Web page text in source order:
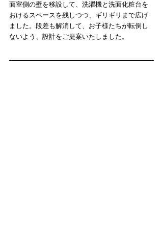
面室側の壁を移設して、洗濯機と洗面化粧台を
おけるスペースを残しつつ、ギリギリまで広げ
ました。段差も解消して、お子様たちが転倒し
ないよう、設計をご提案いたしました。